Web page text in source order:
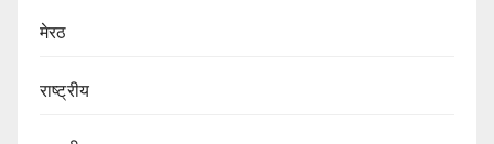
मेरठ
राष्ट्रीय